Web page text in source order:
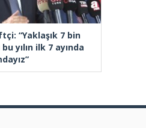
“Yaklaşık 7 bin
yılın ilk 7 ayında